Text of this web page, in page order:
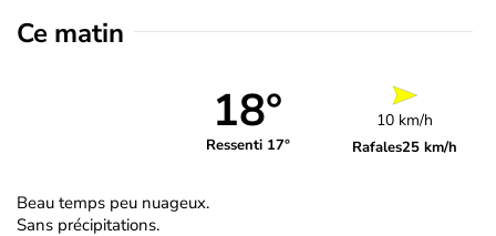
Ce matin
18°
Ressenti 17°
10 km/h
Rafales25 km/h
Beau temps peu nuageux.
Sans précipitations.